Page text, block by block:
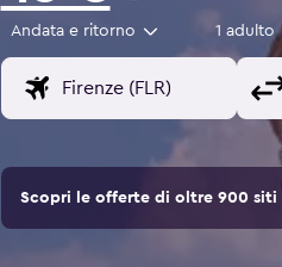
Andata e ritorno 1 adulto
Scopri le offerte di oltre 900